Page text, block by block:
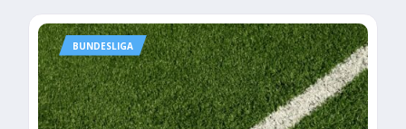
BUNDESLIGA